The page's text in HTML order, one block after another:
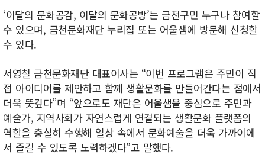
‘이달의 문화공감, 이달의 문화공방’는 금천구민 누구나 참여할
수 있으며, 금천문화재단 누리집 또는 어울샘에 방문해 신청할
수 있다.
서영철 금천문화재단 대표이사는 “이번 프로그램은 주민이 직
접 아이디어를 제안하고 함께 생활문화를 만들어간다는 점에서
더욱 뜻깊다”며 “앞으로도 재단은 어울샘을 중심으로 주민과
예술가, 지역사회가 자연스럽게 연결되는 생활문화 플랫폼의
역할을 충실히 수행해 일상 속에서 문화예술을 더욱 가까이에
서 즐길 수 있도록 노력하겠다”고 말했다.